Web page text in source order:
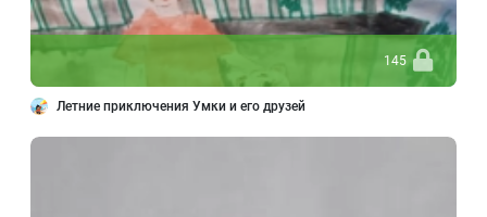
145
Летние приключения Умки и его друзей